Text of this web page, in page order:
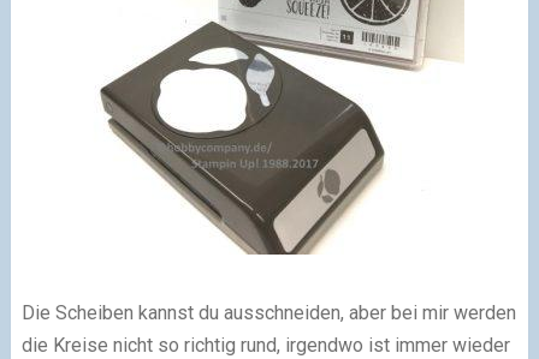
Die Scheiben kannst du ausschneiden, aber bei mir werden
die Kreise nicht so richtig rund, irgendwo ist immer wieder